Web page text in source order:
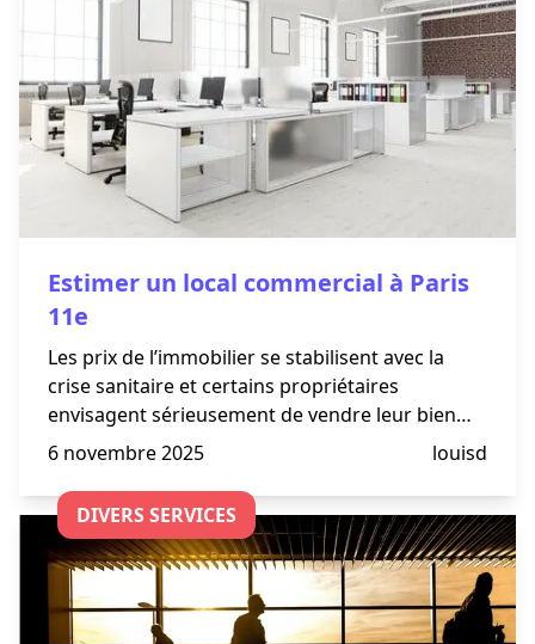
Estimer un local commercial à Paris
11e
Les prix de l’immobilier se stabilisent avec la
crise sanitaire et certains propriétaires
envisagent sérieusement de vendre leur bien
professionnel. Propriétaire dans le 11e
votre local sur le marché ?
6 novembre 2025 louisd
DIVERS SERVICES